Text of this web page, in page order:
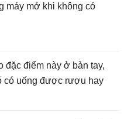
máy mở khi không có
đặc điểm này ở bàn tay,
có uống được rượu hay